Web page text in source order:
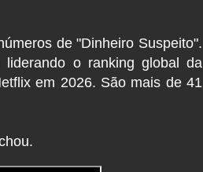
de "Dinheiro Suspeito".
o ranking global da
em 2026. São mais de 41